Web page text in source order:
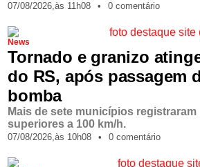
07/08/2026,às 11h08 • 0 comentário
News
Tornado e granizo
do RS, após passagem
bomba
Mais de sete municípios
superiores a 100 km/h.
07/08/2026,às 10h08 • 0 comentário